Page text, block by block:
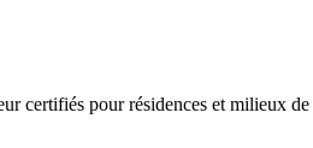
certifiés pour résidences et milieux